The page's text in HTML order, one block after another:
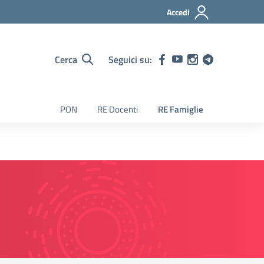
Accedi
Cerca Seguici su:
PON RE Docenti RE Famiglie